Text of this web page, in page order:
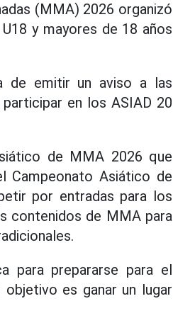
(MMA) 2026 organizó
y mayores de 18 años
de emitir un aviso a las
en los ASIAD 20
de MMA 2026 que
Campeonato Asiático de
por entradas para los
contenidos de MMA para
para prepararse para el
es ganar un lugar